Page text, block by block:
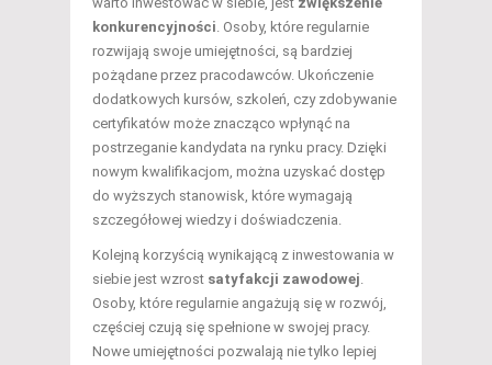
konkurencyjności . Osoby, które regularnie
rozwijają swoje umiejętności, są bardziej
pożądane przez pracodawców. Ukończenie
dodatkowych kursów, szkoleń, czy zdobywanie
certyfikatów może znacząco wpłynąć na
postrzeganie kandydata na rynku pracy. Dzięki
nowym kwalifikacjom, można uzyskać dostęp
do wyższych stanowisk, które wymagają
szczegółowej wiedzy i doświadczenia.
Kolejną korzyścią wynikającą z inwestowania w
siebie jest wzrost satyfakcji zawodowej
Osoby, które regularnie angażują się w rozwój,
częściej czują się spełnione w swojej pracy.
Nowe umiejętności pozwalają nie tylko lepiej